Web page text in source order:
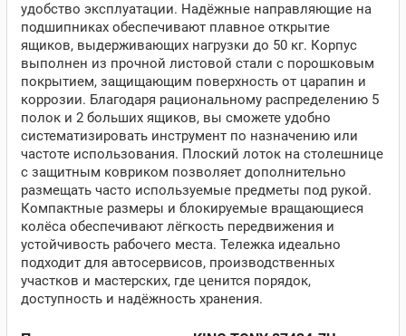
удобство эксплуатации. Надёжные направляющие на
подшипниках обеспечивают плавное открытие
ящиков, выдерживающих нагрузки до 50 кг. Корпус
выполнен из прочной листовой стали с порошковым
покрытием, защищающим поверхность от царапин и
коррозии. Благодаря рациональному распределению 5
полок и 2 больших ящиков, вы сможете удобно
систематизировать инструмент по назначению или
частоте использования. Плоский лоток на столешнице
с защитным ковриком позволяет дополнительно
размещать часто используемые предметы под рукой.
Компактные размеры и блокируемые вращающиеся
колёса обеспечивают лёгкость передвижения и
устойчивость рабочего места. Тележка идеально
подходит для автосервисов, производственных
участков и мастерских, где ценится порядок,
доступность и надёжность хранения.